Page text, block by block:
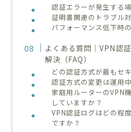
認証エラーが発生する
証明書関連のトラブル
パフォーマンス低下時
よくある質問｜VPN認
解決（FAQ）
どの認証方式が最もセ
認証方式の変更は運用
家庭用ルーターのVPN
していますか？
VPN認証ログはどの程
ですか？